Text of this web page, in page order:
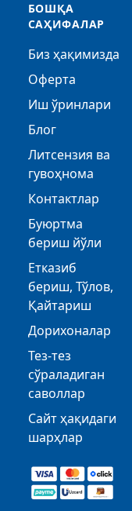
БОШҚА
САҲИФАЛАР
Биз ҳақимизда
Оферта
Иш ўринлари
Блог
Литсензия ва
гувоҳнома
Контактлар
Буюртма
бериш йўли
Етказиб
бериш, Тўлов,
Қайтариш
Дорихоналар
Тез-тез
сўраладиган
саволлар
Сайт ҳақидаги
шарҳлар